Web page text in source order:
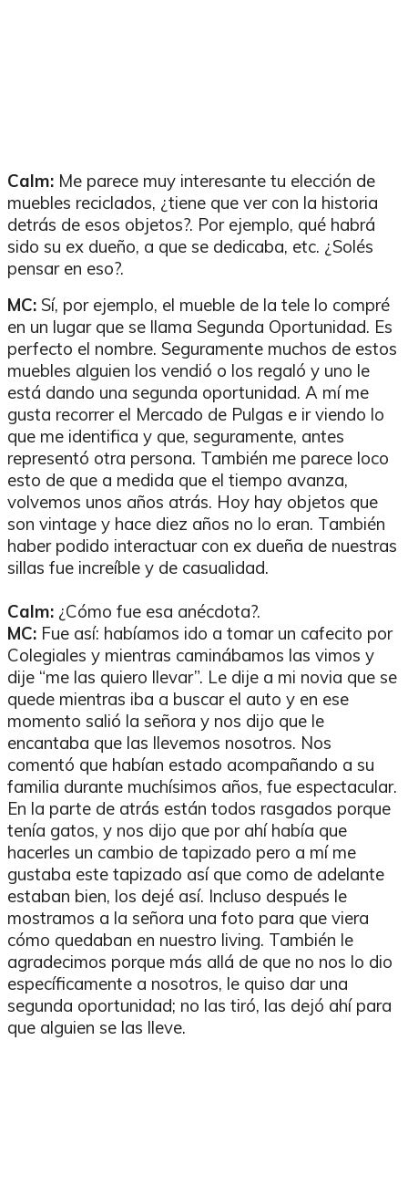
Calm: Me parece muy interesante tu elección de
muebles reciclados, ¿tiene que ver con la historia
detrás de esos objetos?. Por ejemplo, qué habrá
sido su ex dueño, a que se dedicaba, etc. ¿Solés
pensar en eso?.
MC: Sí, por ejemplo, el mueble de la tele lo compré
en un lugar que se llama Segunda Oportunidad. Es
perfecto el nombre. Seguramente muchos de estos
muebles alguien los vendió o los regaló y uno le
está dando una segunda oportunidad. A mí me
gusta recorrer el Mercado de Pulgas e ir viendo lo
que me identifica y que, seguramente, antes
representó otra persona. También me parece loco
esto de que a medida que el tiempo avanza,
volvemos unos años atrás. Hoy hay objetos que
son vintage y hace diez años no lo eran. También
haber podido interactuar con ex dueña de nuestras
sillas fue increíble y de casualidad.
Calm: ¿Cómo fue esa anécdota?.
MC: Fue así: habíamos ido a tomar un cafecito por
Colegiales y mientras caminábamos las vimos y
dije “me las quiero llevar”. Le dije a mi novia que se
quede mientras iba a buscar el auto y en ese
momento salió la señora y nos dijo que le
encantaba que las llevemos nosotros. Nos
comentó que habían estado acompañando a su
familia durante muchísimos años, fue espectacular.
En la parte de atrás están todos rasgados porque
tenía gatos, y nos dijo que por ahí había que
hacerles un cambio de tapizado pero a mí me
gustaba este tapizado así que como de adelante
estaban bien, los dejé así. Incluso después le
mostramos a la señora una foto para que viera
cómo quedaban en nuestro living. También le
agradecimos porque más allá de que no nos lo dio
específicamente a nosotros, le quiso dar una
segunda oportunidad; no las tiró, las dejó ahí para
que alguien se las lleve.